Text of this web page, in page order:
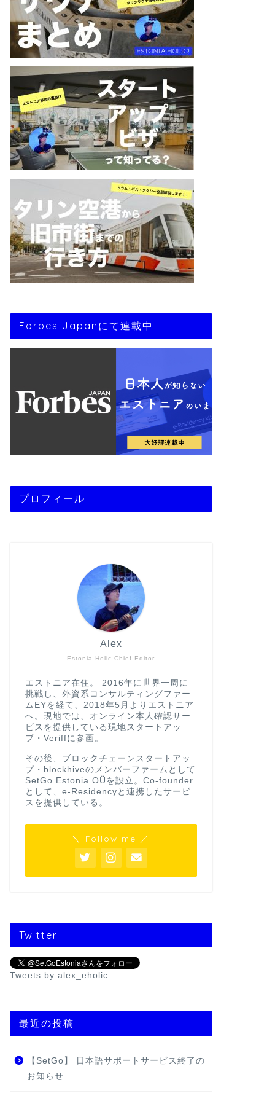
Forbes Japanにて連載中
プロフィール
Estonia Holic Chief Editor
Alex
エストニア在住。 2016年に世界一周に
挑戦し、外資系コンサルティングファー
ムEYを経て、2018年5月よりエストニア
へ。現地では、オンライン本人確認サー
ビスを提供している現地スタートアッ
プ・Veriffに参画。
その後、ブロックチェーンスタートアッ
プ・blockhiveのメンバーファームとして
SetGo Estonia OÜを設立。Co-founder
として、e-Residencyと連携したサービ
スを提供している。
＼ Follow me ／
Twitter
Tweets by alex_eholic
最近の投稿
【SetGo】 日本語サポートサービス終了の
お知らせ